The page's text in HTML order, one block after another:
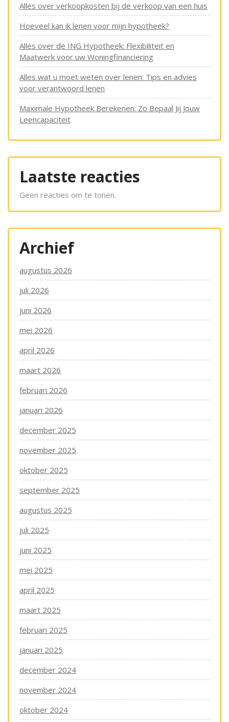
Alles over verkoopkosten bij de verkoop van een huis
Hoeveel kan ik lenen voor mijn hypotheek?
Alles over de ING Hypotheek: Flexibiliteit en
Maatwerk voor uw Woningfinanciering
Alles wat u moet weten over lenen: Tips en advies
voor verantwoord lenen
Maximale Hypotheek Berekenen: Zo Bepaal Jij Jouw
Leencapaciteit
Laatste reacties
Geen reacties om te tonen.
Archief
augustus 2026
juli 2026
juni 2026
mei 2026
april 2026
maart 2026
februari 2026
januari 2026
december 2025
november 2025
oktober 2025
september 2025
augustus 2025
juli 2025
juni 2025
mei 2025
april 2025
maart 2025
februari 2025
januari 2025
december 2024
november 2024
oktober 2024